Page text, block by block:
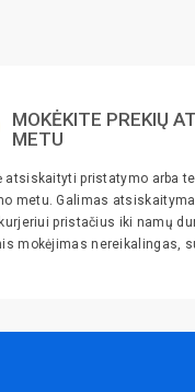
MOKĖKITE PREKIŲ
METU
atsiskaityti pristatymo arba
metu. Galimas
pristačius iki namų
mokėjimas nereikalingas,